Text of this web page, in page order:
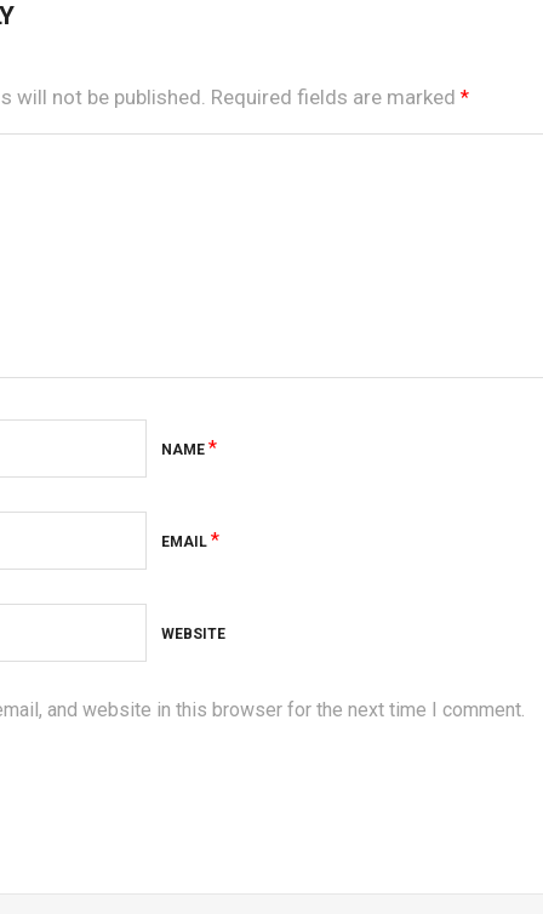
will not be published. Required fields are marked *
NAME*
EMAIL*
WEBSITE
and website in this browser for the next time I comment.